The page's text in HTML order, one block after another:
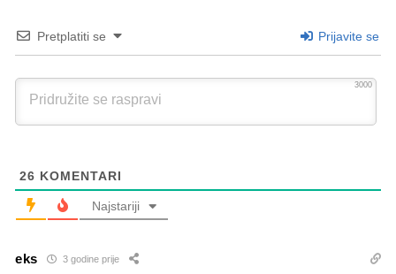
Pretplatiti se Prijavite se
3000
26 KOMENTARI
Najstariji
eks 3 godine prije